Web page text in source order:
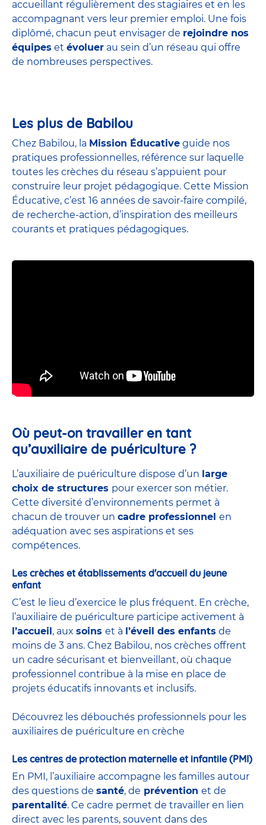
accueillant régulièrement des stagiaires et en les
accompagnant vers leur premier emploi. Une fois
diplômé, chacun peut envisager de rejoindre nos
équipes et évoluer au sein d’un réseau qui offre
de nombreuses perspectives.
Les plus de Babilou
Chez Babilou, la Mission Éducative guide nos
pratiques professionnelles, référence sur laquelle
toutes les crèches du réseau s’appuient pour
construire leur projet pédagogique. Cette Mission
Éducative, c’est 16 années de savoir-faire compilé,
de recherche-action, d’inspiration des meilleurs
courants et pratiques pédagogiques.
Où peut-on travailler en tant
qu’auxiliaire de puériculture ?
L’auxiliaire de puériculture dispose d’un large
choix de structures pour exercer son métier.
Cette diversité d’environnements permet à
chacun de trouver un cadre professionnel en
adéquation avec ses aspirations et ses
compétences.
Les crèches et établissements d'accueil du jeune
enfant
C’est le lieu d’exercice le plus fréquent. En crèche,
l’auxiliaire de puériculture participe activement à
l’accueil , aux soins et à l’éveil des enfants de
moins de 3 ans. Chez Babilou, nos crèches offrent
un cadre sécurisant et bienveillant, où chaque
professionnel contribue à la mise en place de
projets éducatifs innovants et inclusifs.
Découvrez les débouchés professionnels pour les
auxiliaires de puériculture en crèche
Les centres de protection maternelle et infantile (PMI)
En PMI, l’auxiliaire accompagne les familles autour
des questions de santé, de prévention et de
parentalité. Ce cadre permet de travailler en lien
direct avec les parents, souvent dans des